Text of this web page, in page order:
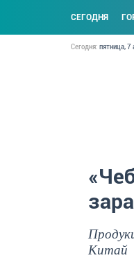
CЕГОДНЯ
Сегодня: пятница, 7
Китай